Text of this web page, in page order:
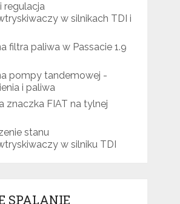
regulacja
w silnikach TDI i
filtra paliwa w Passacie 1.9
pompy tandemowej -
i paliwa
znaczka FIAT na tylnej
stanu
w silniku TDI
SPALANIE